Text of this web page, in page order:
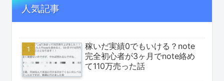
人気記事
稼いだ実績0でもいける？note
完全初心者が3ヶ月でnote絡め
て110万売った話